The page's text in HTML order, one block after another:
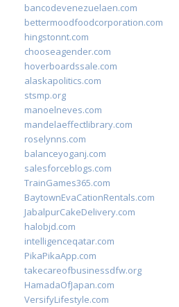
bancodevenezuelaen.com
bettermoodfoodcorporation.com
hingstonnt.com
chooseagender.com
hoverboardssale.com
alaskapolitics.com
stsmp.org
manoelneves.com
mandelaeffectlibrary.com
roselynns.com
balanceyoganj.com
salesforceblogs.com
TrainGames365.com
BaytownEvaCationRentals.com
JabalpurCakeDelivery.com
halobjd.com
intelligenceqatar.com
PikaPikaApp.com
takecareofbusinessdfw.org
HamadaOfJapan.com
VersifyLifestyle.com